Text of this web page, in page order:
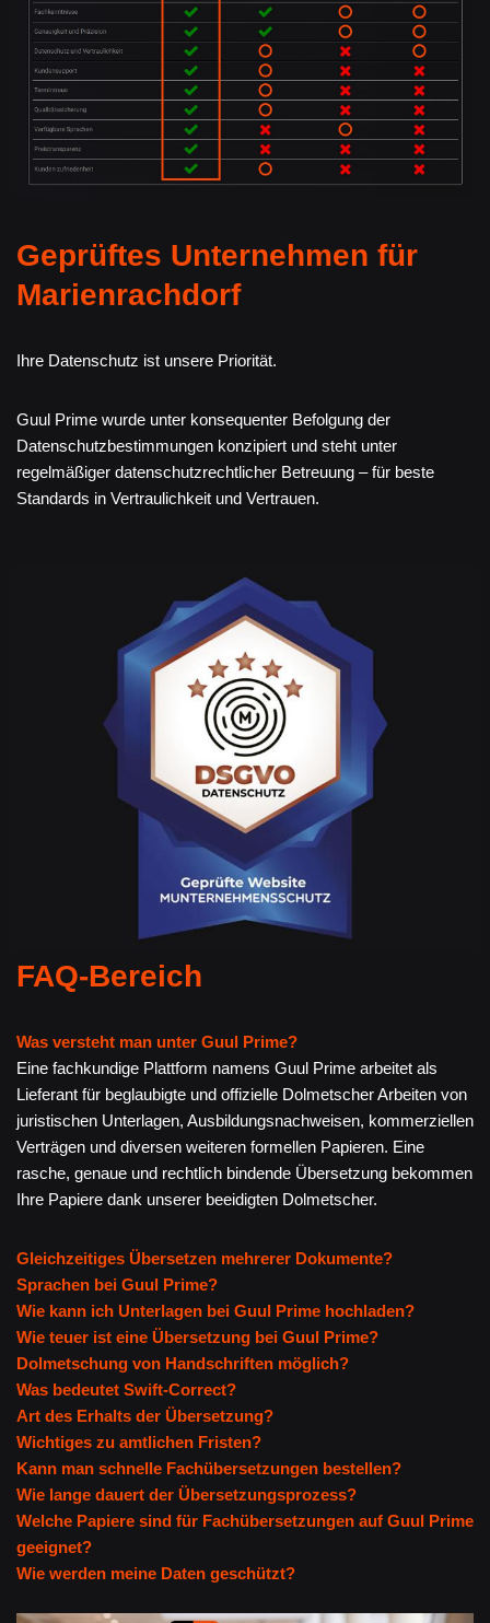
Geprüftes Unternehmen für
Marienrachdorf
Ihre Datenschutz ist unsere Priorität.
Guul Prime wurde unter konsequenter Befolgung der
Datenschutzbestimmungen konzipiert und steht unter
regelmäßiger datenschutzrechtlicher Betreuung – für beste
Standards in Vertraulichkeit und Vertrauen.
FAQ-Bereich
Was versteht man unter Guul Prime?
Eine fachkundige Plattform namens Guul Prime arbeitet als
Lieferant für beglaubigte und offizielle Dolmetscher Arbeiten von
juristischen Unterlagen, Ausbildungsnachweisen, kommerziellen
Verträgen und diversen weiteren formellen Papieren. Eine
rasche, genaue und rechtlich bindende Übersetzung bekommen
Ihre Papiere dank unserer beeidigten Dolmetscher.
Gleichzeitiges Übersetzen mehrerer Dokumente?
Sprachen bei Guul Prime?
Wie kann ich Unterlagen bei Guul Prime hochladen?
Wie teuer ist eine Übersetzung bei Guul Prime?
Dolmetschung von Handschriften möglich?
Was bedeutet Swift-Correct?
Art des Erhalts der Übersetzung?
Wichtiges zu amtlichen Fristen?
Kann man schnelle Fachübersetzungen bestellen?
Wie lange dauert der Übersetzungsprozess?
Welche Papiere sind für Fachübersetzungen auf Guul Prime
geeignet?
Wie werden meine Daten geschützt?